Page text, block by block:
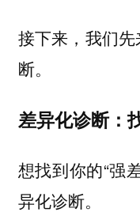
接下来，我们
断。
差异化诊断：
想找到你的“强
异化诊断。